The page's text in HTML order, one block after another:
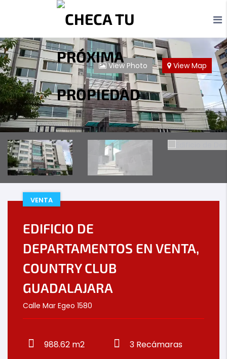
View Photo View Map
VENTA
EDIFICIO DE
DEPARTAMENTOS EN VENTA,
COUNTRY CLUB
GUADALAJARA
Calle Mar Egeo 1580
988.62 m2 3 Recámaras